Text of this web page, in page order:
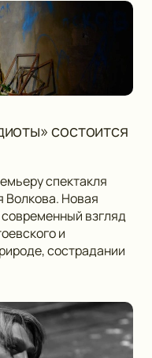
состоится
спектакля
Волкова. Новая
взгляд
и
сострадании